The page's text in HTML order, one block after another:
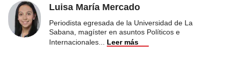
Luisa María Mercado
Periodista egresada de la Universidad de La
Sabana, magíster en asuntos Políticos e
Internacionales
Leer más